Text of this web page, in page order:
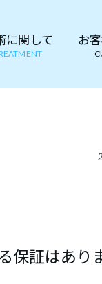
に関して お
保証はあり